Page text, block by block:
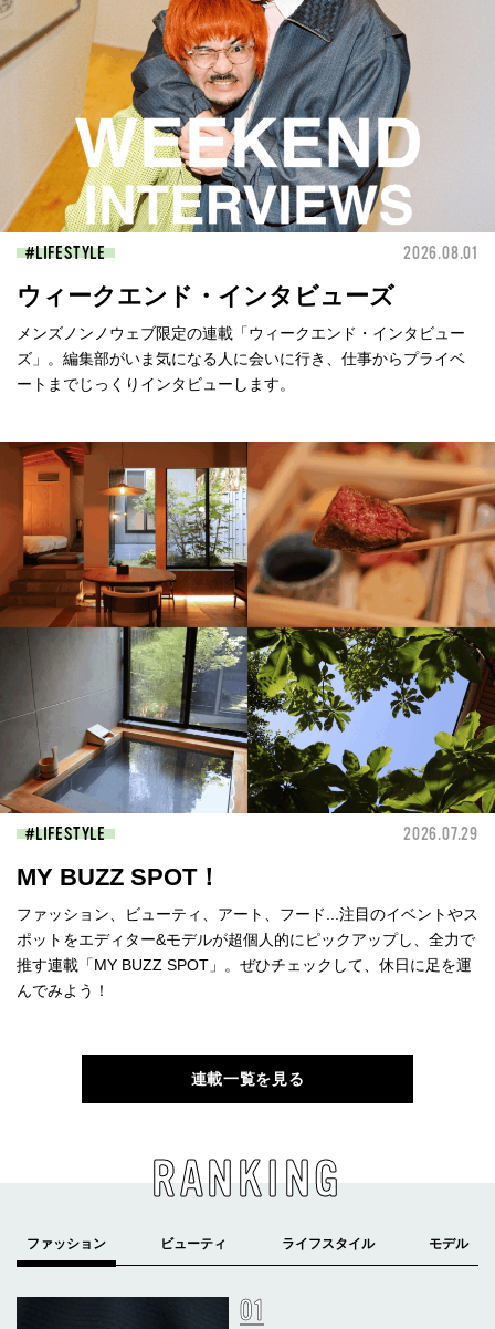
LIFESTYLE 2026.08.01
ウィークエンド・インタビューズ
メンズノンノウェブ限定の連載「ウィークエンド・インタビュー
ズ」。編集部がいま気になる人に会いに行き、仕事からプライベ
ートまでじっくりインタビューします。
LIFESTYLE 2026.07.29
MY BUZZ SPOT！
ファッション、ビューティ、アート、フード...注目のイベントやス
ポットをエディター&モデルが超個人的にピックアップし、全力で
推す連載「MY BUZZ SPOT」。ぜひチェックして、休日に足を運
んでみよう！
連載一覧を見る
RANKING